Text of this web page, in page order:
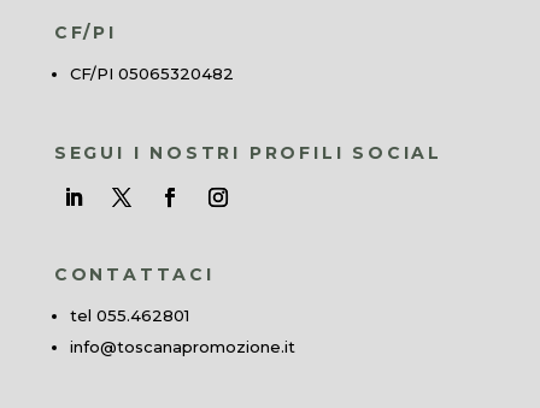
CF/PI
CF/PI 05065320482
SEGUI I NOSTRI PROFILI SOCIAL
CONTATTACI
tel 055.462801
info@toscanapromozione.it